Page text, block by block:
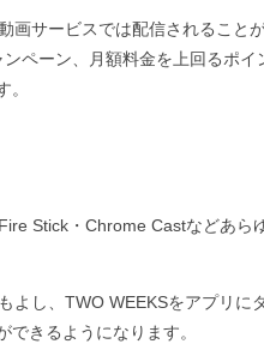
画サービスでは配信されること
ペーン、月額料金を上回るポイ
Stick・Chrome Castなどあら
よし、TWO WEEKSをアプリに
きるようになります。